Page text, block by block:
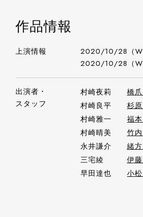
作品情報
上演情報 2020/10/28（
2020/10/28（
出演者・
スタッフ
村崎夜莉 橋
村崎良平 杉
村崎雅一 福
村崎晴美 竹
永井謙介 緒
三宅綾
伊
早田達也
小